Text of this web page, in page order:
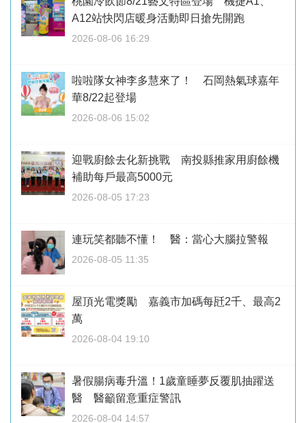
A12站快閃店暖身活動即日搶先開跑
2026-08-06 16:29
啦啦隊女神李多慧來了！ 石岡熱氣球嘉年
華8/22起登場
2026-08-06 15:02
迎戰廚餘去化新挑戰 南投縣推家用廚餘機
補助每戶最高5000元
2026-08-05 17:23
連玩笑都聽不懂！ 醫：當心大腦拉警報
2026-08-05 11:35
屋頂光電獎勵 嘉義市加碼每瓩2千、最高2
萬
2026-08-04 19:10
暑假腸病毒升溫！1歲童睡夢反覆肌抽躍送
醫 醫籲留意重症警訊
2026-08-04 14:57